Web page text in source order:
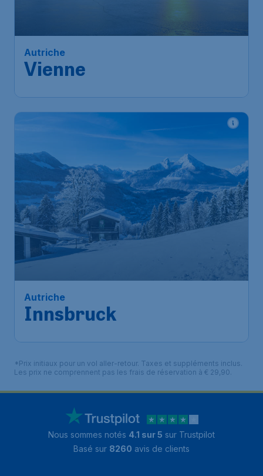
Autriche
Vienne
Autriche
Innsbruck
*Prix initiaux pour un vol aller-retour. Taxes et suppléments inclus.
Les prix ne comprennent pas les frais de réservation à € 29,90.
Nous sommes notés 4.1 sur 5 sur Trustpilot
Basé sur 8260 avis de clients